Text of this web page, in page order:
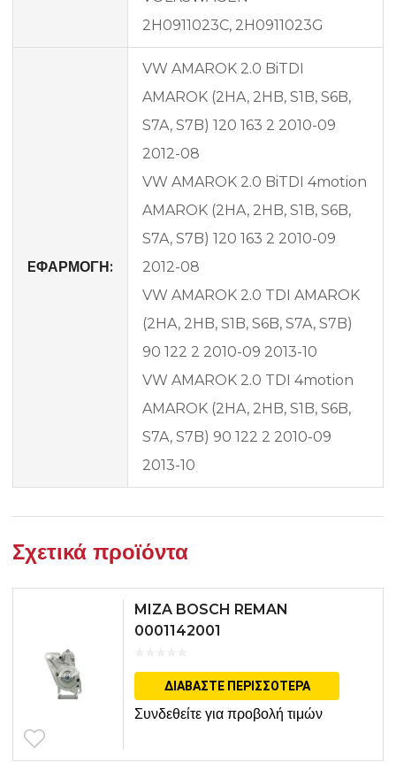
2H0911023C, 2H0911023G
EΦΑΡΜΟΓΗ:
VW AMAROK 2.0 BiTDI
AMAROK (2HA, 2HB, S1B, S6B,
S7A, S7B) 120 163 2 2010-09
2012-08
VW AMAROK 2.0 BiTDI 4motion
AMAROK (2HA, 2HB, S1B, S6B,
S7A, S7B) 120 163 2 2010-09
2012-08
VW AMAROK 2.0 TDI AMAROK
(2HA, 2HB, S1B, S6B, S7A, S7B)
90 122 2 2010-09 2013-10
VW AMAROK 2.0 TDI 4motion
AMAROK (2HA, 2HB, S1B, S6B,
S7A, S7B) 90 122 2 2010-09
2013-10
Σχετικά προϊόντα
MIZA BOSCH REMAN
0001142001
ΔΙΑΒΆΣΤΕ ΠΕΡΙΣΣΌΤΕΡΑ
Συνδεθείτε για προβολή τιμών